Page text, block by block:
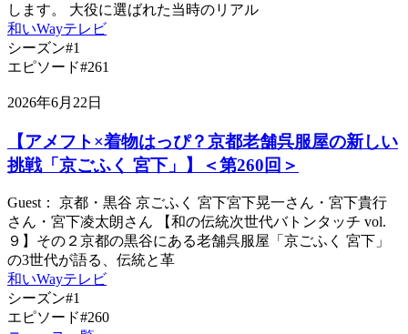
します。 大役に選ばれた当時のリアル
和いWayテレビ
シーズン#1
エピソード#261
2026年6月22日
【アメフト×着物はっぴ？京都老舗呉服屋の新しい
挑戦「京ごふく 宮下」】＜第260回＞
Guest： 京都・黒谷 京ごふく 宮下宮下晃一さん・宮下貴行
さん・宮下凌太朗さん 【和の伝統次世代バトンタッチ vol.
９】その２京都の黒谷にある老舗呉服屋「京ごふく 宮下」
の3世代が語る、伝統と革
和いWayテレビ
シーズン#1
エピソード#260